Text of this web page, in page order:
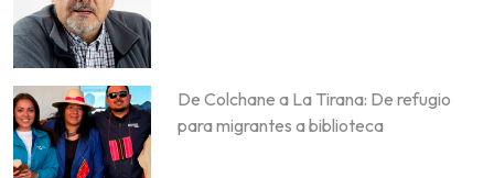
De Colchane a La Tirana: De refugio
para migrantes a biblioteca